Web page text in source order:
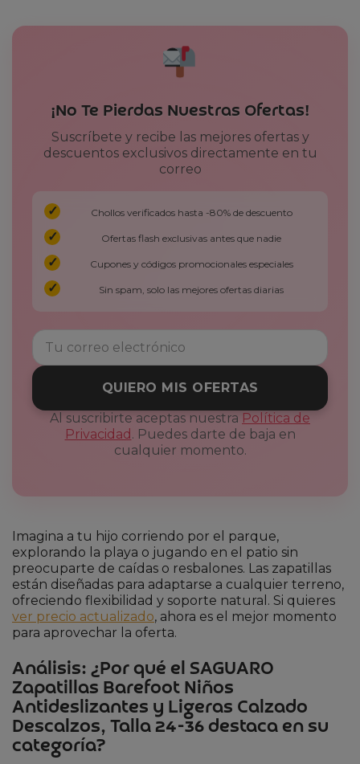
¡No Te Pierdas Nuestras Ofertas!
Suscríbete y recibe las mejores ofertas y
descuentos exclusivos directamente en tu
correo
Chollos verificados hasta -80% de descuento
Ofertas flash exclusivas antes que nadie
Cupones y códigos promocionales especiales
Sin spam, solo las mejores ofertas diarias
QUIERO MIS OFERTAS
Al suscribirte aceptas nuestra Política de
Privacidad . Puedes darte de baja en
cualquier momento.
Imagina a tu hijo corriendo por el parque,
explorando la playa o jugando en el patio sin
preocuparte de caídas o resbalones. Las zapatillas
están diseñadas para adaptarse a cualquier terreno,
ofreciendo flexibilidad y soporte natural. Si quieres
ver precio actualizado, ahora es el mejor momento
para aprovechar la oferta.
Análisis: ¿Por qué el SAGUARO
Zapatillas Barefoot Niños
Antideslizantes y Ligeras Calzado
Descalzos, Talla 24-36 destaca en su
categoría?